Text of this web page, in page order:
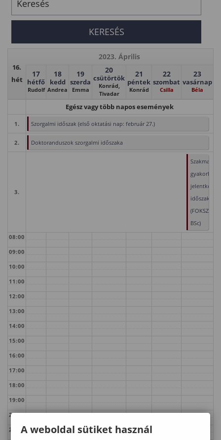
16.
hét
2023. Április
17
hétfő
Rudolf
18
kedd
Andrea
19
szerda
Emma
20
csütörtök
Konrád,
Tivadar
21
péntek
Konrád
22
szombat
Csilla
23
vasárnap
Béla
Egész vagy több napos események
1. Szorgalmi időszak (első oktatási nap: február 27.)
2. Doktoranduszok szorgalmi időszaka
3.
Szakmai
gyakorlat
jelentkezési
időszak
(FOKSZ,
BSc)
08:00
09:00
10:00
11:00
12:00
13:00
14:00
15:00
16:00
17:00
18:00
19:00
20:00
21:00A weboldal sütiket használ